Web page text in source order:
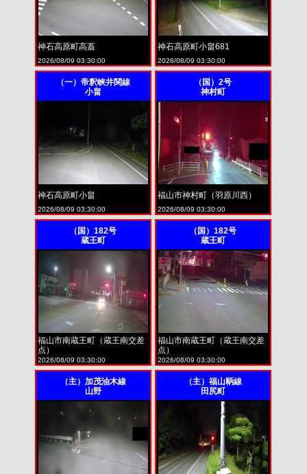
神石高原町高蓋
2026/08/09 03:30:00
神石高原町小畠681
2026/08/09 03:30:00
（一）帝釈峡井関線
小畠
神石高原町小畠
2026/08/09 03:30:00
（国）2号
神村町
福山市神村町（羽原川西）
2026/08/09 03:30:00
（国）182号
蔵王町
福山市南蔵王町（蔵王南交差
点）
2026/08/09 03:30:00
（国）182号
蔵王町
福山市南蔵王町（蔵王南交差
点）
2026/08/09 03:30:00
（主）加茂油木線
山野
（主）福山鞆線
田尻町